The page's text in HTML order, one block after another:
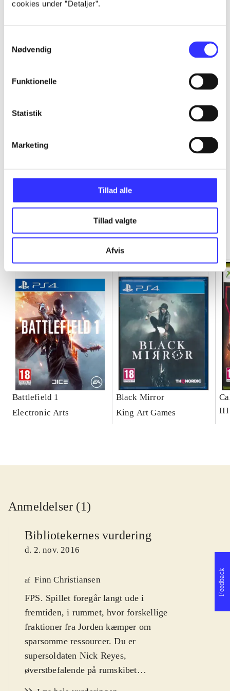
cookies under ”Detaljer”.
Nødvendig
Funktionelle
Statistik
Marketing
Tillad alle
Tillad valgte
Afvis
Minder om
Battlefield 1
Electronic Arts
Black Mirror
King Art Games
III
Anmeldelser (1)
Bibliotekernes vurdering
d. 2. nov. 2016
af Finn Christiansen
FPS. Spillet foregår langt ude i
fremtiden, i rummet, hvor forskellige
fraktioner fra Jorden kæmper om
sparsomme ressourcer. Du er
supersoldaten Nick Reyes,
øverstbefalende på rumskibet
Feedback